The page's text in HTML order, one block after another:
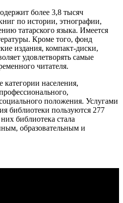
более 3,8 тысяч
по истории, этнографии,
татарского языка. Имеется
Кроме того, фонд
издания, компакт-диски,
удовлетворять самые
читателя.
категории населения,
положения. Услугами
библиотеки пользуются 277
библиотека стала
образовательным и